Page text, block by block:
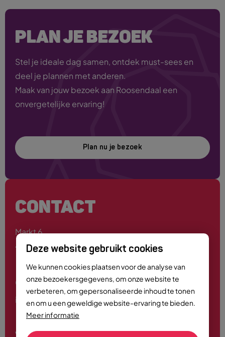
Deze website gebruikt cookies
We kunnen cookies plaatsen voor de analyse van
onze bezoekersgegevens, om onze website te
verbeteren, om gepersonaliseerde inhoud te tonen
en om u een geweldige website-ervaring te bieden.
Meer informatie
PLAN JE BEZOEK
Stel je ideale dag samen, ontdek must-sees en
deel je plannen met anderen.
Maak van jouw bezoek aan Roosendaal een
onvergetelijke ervaring!
Plan nu je bezoek
CONTACT
Markt 6
4701 PE Roosendaal
0165 - 55 44 00
info@roosendaalcitymarketing.nl
Volg ons